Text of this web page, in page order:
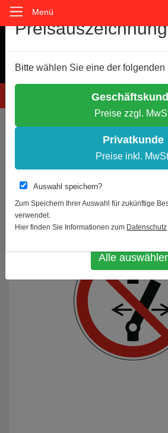
Hotline: 0781
Menü
Sie sind hier: Schilder- und Kennzeichnung
Artikel
Verbotszeichen P031
Cookie-
Wir verwenden Cookies, um Ihnen ein
Einige Cookies sind technisch
anonymen Statistikzwecken.
Entscheiden Sie bitte selbst, welche
Notwendige Cookies erlauben
Weitere Infos
Datenschutz Impressum
Alle
Preisauszeichnung
Bitte wählen Sie eine der folgenden
Preise zzgl.
Privatkunde
Preise inkl.
Auswahl speichern?
Zum Speichern Ihrer Auswahl für zukünftige
verwendet.
Hier finden Sie Informationen zum Datenschutz